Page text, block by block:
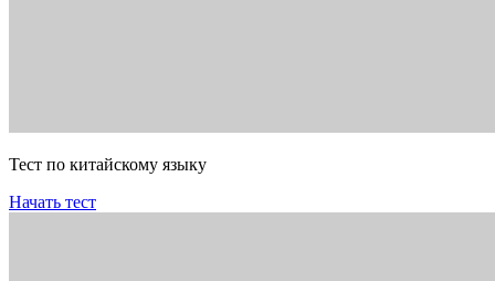
Тест по китайскому языку
Начать тест